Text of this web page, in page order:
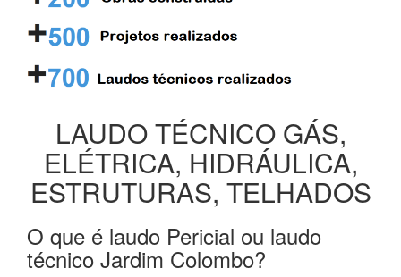
LAUDO TÉCNICO GÁS,
ELÉTRICA, HIDRÁULICA,
ESTRUTURAS, TELHADOS
O que é laudo Pericial ou laudo
técnico Jardim Colombo?